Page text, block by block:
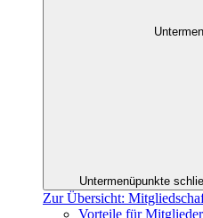
Untermenüpunkte
Zur Übersicht:
Vorteile für Mitglieder